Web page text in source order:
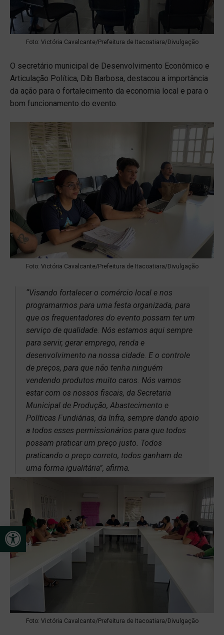
Open toolbar
Foto: Victória Cavalcante/Prefeitura de Itacoatiara/Divulgação
O secretário municipal de Desenvolvimento Econômico e
Articulação Política, Dib Barbosa, destacou a importância
da ação para o fortalecimento da economia local e para o
bom funcionamento do evento.
Foto: Victória Cavalcante/Prefeitura de Itacoatiara/Divulgação
“Visando fortalecer o comércio local e nos
programarmos para uma festa organizada, para
que os frequentadores do evento possam ter um
serviço de qualidade. Nós estamos aqui sempre
para servir, gerar emprego, renda e
desenvolvimento na nossa cidade. E o controle
de preços, para que não tenha ninguém
vendendo produtos muito caros. Nós vamos
estar com os nossos fiscais, da Secretaria
Municipal de Produção, Abastecimento e
Políticas Fundiárias, da Infra, sempre dando apoio
a todos esses permissionários para que todos
possam praticar um preço justo. Todos
praticando o preço correto, todos ganham de
uma forma igualitária”, afirma.
Foto: Victória Cavalcante/Prefeitura de Itacoatiara/Divulgação